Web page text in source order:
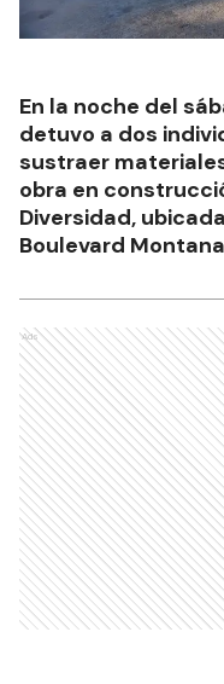
En la noche del
detuvo a dos
sustraer
obra en
Diversidad,
Boulevard
Ads